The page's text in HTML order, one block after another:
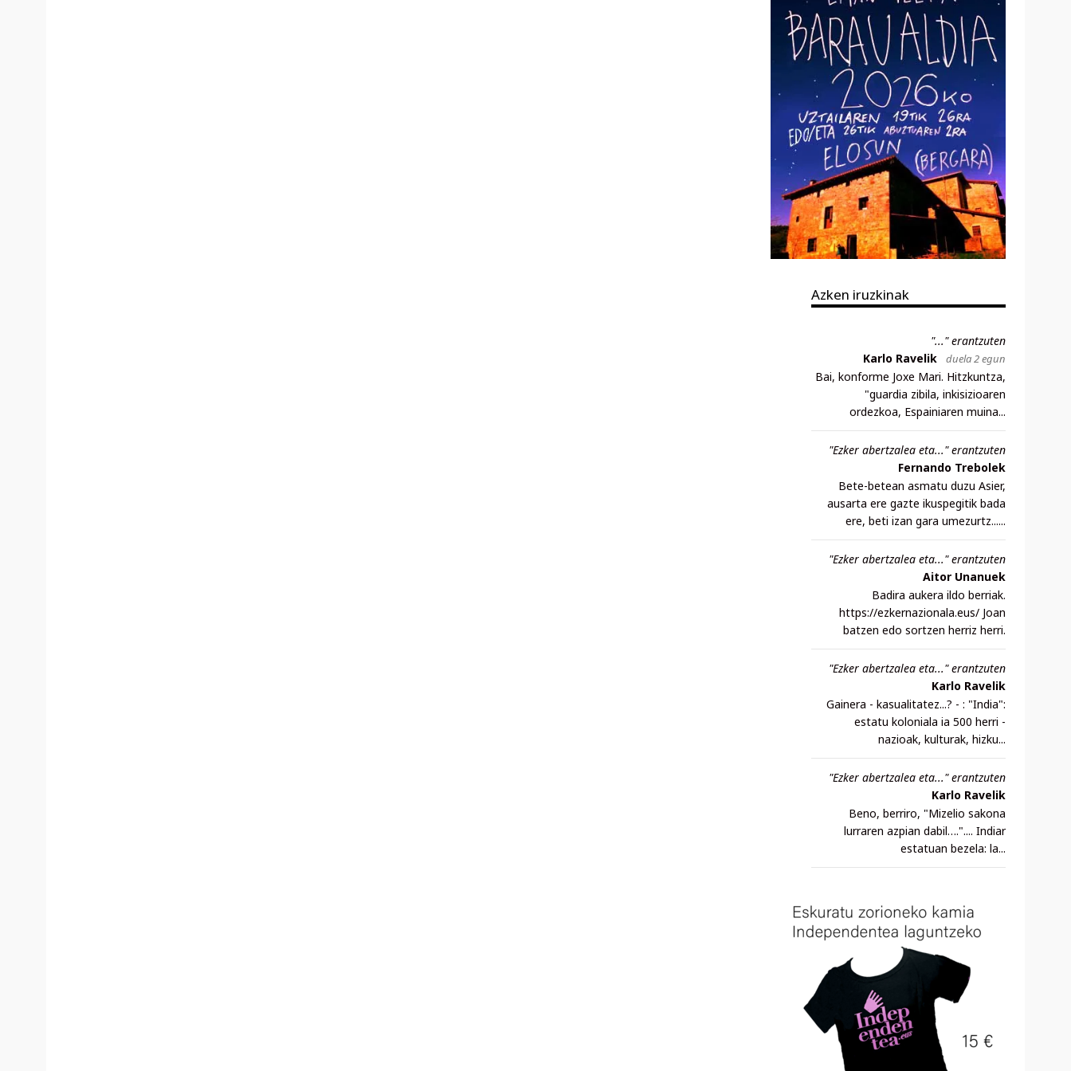
Azken iruzkinak
"..." erantzuten
Karlo Ravelik
duela 2 egun
Bai, konforme Joxe Mari. Hitzkuntza,
"guardia zibila, inkisizioaren
ordezkoa, Espainiaren muina...
"Ezker abertzalea eta..." erantzuten
Fernando Trebolek
Bete-betean asmatu duzu Asier,
ausarta ere gazte ikuspegitik bada
ere, beti izan gara umezurtz......
"Ezker abertzalea eta..." erantzuten
Aitor Unanuek
Badira aukera ildo berriak.
https://ezkernazionala.eus/ Joan
batzen edo sortzen herriz herri.
"Ezker abertzalea eta..." erantzuten
Karlo Ravelik
Gainera - kasualitatez...? - : "India":
estatu koloniala ia 500 herri -
nazioak, kulturak, hizku...
"Ezker abertzalea eta..." erantzuten
Karlo Ravelik
Beno, berriro, "Mizelio sakona
lurraren azpian dabil….".... Indiar
estatuan bezela: la...